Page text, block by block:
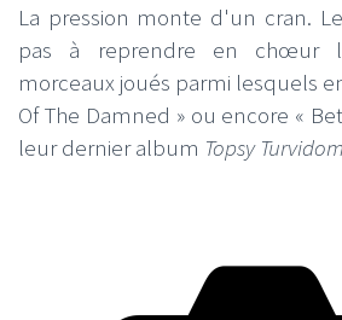
La pression monte d'un cran.
pas à reprendre en chœur
morceaux joués parmi lesquels
Of The Damned » ou encore «
leur dernier album Topsy Turvidom